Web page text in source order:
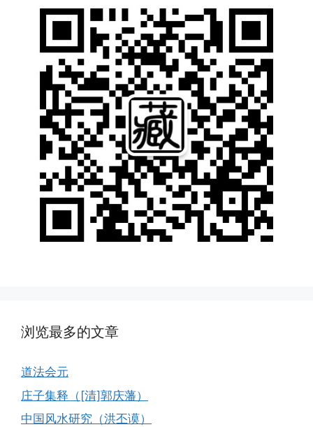
浏览最多的文章
道法会元
庄子集释（[清]郭庆藩）
中国风水研究（洪丕谟）